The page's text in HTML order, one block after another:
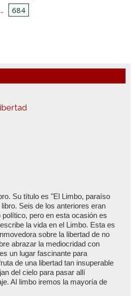
684
Su título es "El Limbo, paraíso
Seis de los anteriores eran
pero en esta ocasión es
la vida en el Limbo. Esta es
sobre la libertad de no
abrazar la mediocridad con
un lugar fascinante para
de una libertad tan insuperable
del cielo para pasar allí
Al limbo iremos la mayoría de